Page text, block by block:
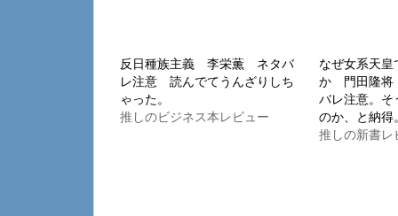
み
中…
反日種族主義 李栄薫 ネタバ
レ注意 読んでてうんざりしち
ゃった。
推しのビジネス本レビュー
なぜ女系天
か 門田隆将
バレ注意。そ
のか、と納得
推しの新書レ